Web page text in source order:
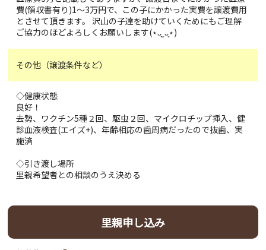
費(領収書有り)1～3万円で、この子にかかった実費を譲渡費用
とさせて頂きます。 沢山の子達を助けていくためにもご理解
ご協力のほどよろしくお願いします(⋆ᴗ͈ˬᴗ͈⋆)
その他（譲渡条件など）
◇健康状態
良好！
去勢、ワクチン5種２回、駆虫２回、マイクロチップ挿入、健
診血液検査(エイズ+)、年齢相応の歯周病だったので抜歯、実
施済
◇引き渡し場所
里親希望者との相談のうえ決める
里親申し込み